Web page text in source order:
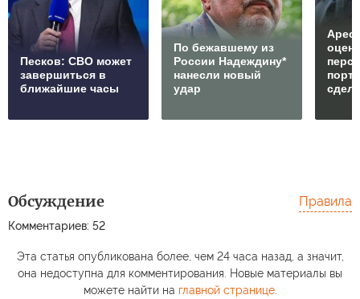
Песков: СВО может
завершиться в
ближайшие часы
По бежавшему из
России Надеждину*
нанесли новый
удар
Обсуждение
Комментариев: 52
Правила
Эта статья опубликована более, чем 24 часа назад, а значит,
она недоступна для комментирования. Новые материалы вы
можете найти на главной странице.